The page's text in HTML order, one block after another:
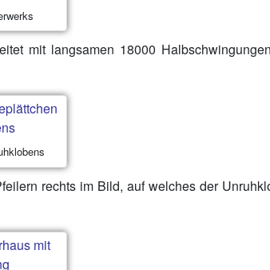
mit langsamen 18000
rechts im Bild, auf welches der